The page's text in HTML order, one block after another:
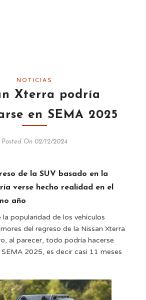
NOTICIAS
Xterra podría
en SEMA 2025
Posted On 02/12/2024
de la SUV basado en la
verse hecho realidad en el
año
popularidad de los vehículos
del regreso de la Nissan Xterra
al parecer, todo podría hacerse
2025, es decir casi 11 meses